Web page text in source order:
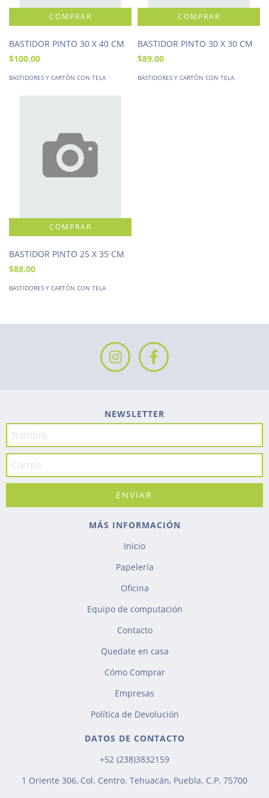
BASTIDOR PINTO 30 X 40 CM
$100.00
BASTIDORES Y CARTÓN CON TELA
BASTIDOR PINTO 30 X 30 CM
$89.00
BASTIDORES Y CARTÓN CON TELA
BASTIDOR PINTO 25 X 35 CM
$88.00
BASTIDORES Y CARTÓN CON TELA
NEWSLETTER
MÁS INFORMACIÓN
Inicio
Papelería
Oficina
Equipo de computación
Contacto
Quedate en casa
Cómo Comprar
Empresas
Política de Devolución
DATOS DE CONTACTO
+52 (238)3832159
1 Oriente 306, Col. Centro. Tehuacán, Puebla. C.P. 75700